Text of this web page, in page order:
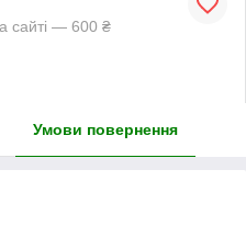
сайті — 600 ₴
Умови повернення